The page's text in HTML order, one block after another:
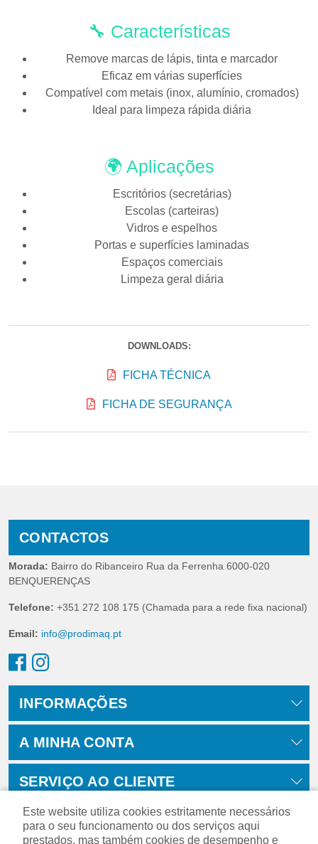
🔧 Características
Remove marcas de lápis, tinta e marcador
Eficaz em várias superfícies
Compatível com metais (inox, alumínio, cromados)
Ideal para limpeza rápida diária
🌍 Aplicações
Escritórios (secretárias)
Escolas (carteiras)
Vidros e espelhos
Portas e superfícies laminadas
Espaços comerciais
Limpeza geral diária
DOWNLOADS:
FICHA TÉCNICA
FICHA DE SEGURANÇA
CONTACTOS
Morada: Bairro do Ribanceiro Rua da Ferrenha 6000-020
BENQUERENÇAS
Telefone: +351 272 108 175 (Chamada para a rede fixa nacional)
Email: info@prodimaq.pt
INFORMAÇÕES
A MINHA CONTA
SERVIÇO AO CLIENTE
Este website utiliza cookies estritamente necessários
para o seu funcionamento ou dos serviços aqui
prestados, mas também cookies de desempenho e